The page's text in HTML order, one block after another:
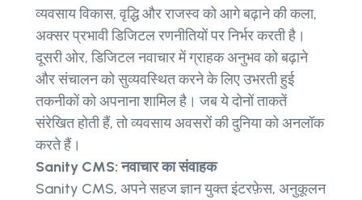
व्यवसाय विकास, वृद्धि और राजस्व को आगे बढ़ाने की कला,
अक्सर प्रभावी डिजिटल रणनीतियों पर निर्भर करती है।
दूसरी ओर, डिजिटल नवाचार में ग्राहक अनुभव को बढ़ाने
और संचालन को सुव्यवस्थित करने के लिए उभरती हुई
तकनीकों को अपनाना शामिल है। जब ये दोनों ताकतें
संरेखित होती हैं, तो व्यवसाय अवसरों की दुनिया को अनलॉक
करते हैं।
Sanity CMS: नवाचार का संवाहक
Sanity CMS, अपने सहज ज्ञान युक्त इंटरफ़ेस, अनुकूलन